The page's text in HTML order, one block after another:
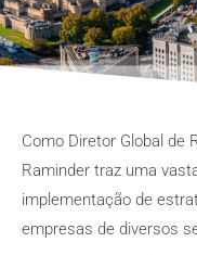
Como Diretor Global de
Raminder traz uma
implementação de
empresas de diversos